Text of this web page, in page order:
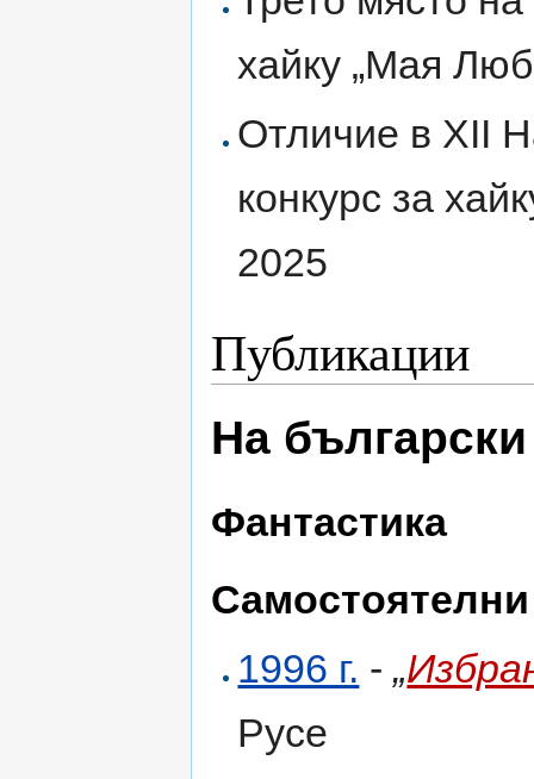
хайку „Мая
Отличие в XII
конкурс за
2025
Публикации
На български
Фантастика
1996 г. -„
Русе